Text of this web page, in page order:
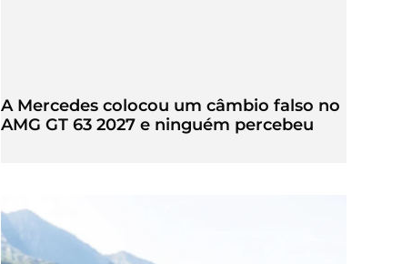
A Mercedes colocou um câmbio falso no
AMG GT 63 2027 e ninguém percebeu